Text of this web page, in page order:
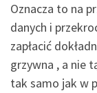
Oznacza to na
danych i
zapłacić
grzywna , a nie
tak samo jak w